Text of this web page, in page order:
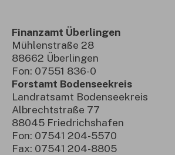
Finanzamt Überlingen
Mühlenstraße 28
88662 Überlingen
Fon: 07551 836-0
Forstamt Bodenseekreis
Landratsamt Bodenseekreis
Albrechtstraße 77
88045 Friedrichshafen
Fon: 07541 204-5570
Fax: 07541 204-8805